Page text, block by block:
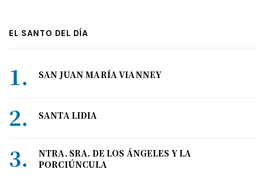
EL SANTO DEL DÍA
SAN JUAN MARÍA VIANNEY
SANTA LIDIA
NTRA. SRA. DE LOS ÁNGELES Y LA
PORCIÚNCULA